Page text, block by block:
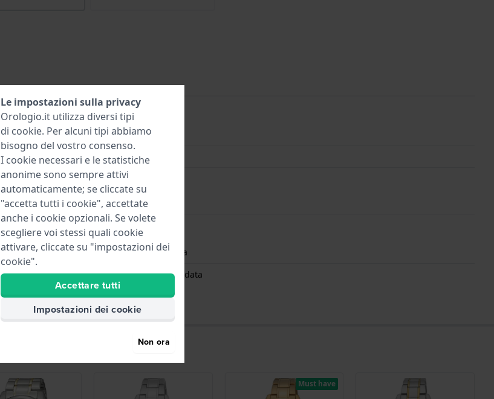
SNP037
40.5 mm
10 Bar (nuoto)
Ore - Lancetta analogica
Data - Big Date Grande data
Must have
Le impostazioni sulla privacy
Orologio.it utilizza diversi tipi
di cookie. Per alcuni tipi abbiamo
bisogno del vostro consenso.
I cookie necessari e le statistiche
anonime sono sempre attivi
automaticamente; se cliccate su
"accetta tutti i cookie", accettate
anche i cookie opzionali. Se volete
scegliere voi stessi quali cookie
attivare, cliccate su "impostazioni dei
cookie".
Accettare tutti
Impostazioni dei cookie
Non ora